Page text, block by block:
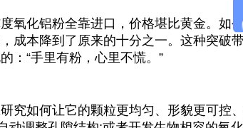
氧化铝粉全靠进口，价格堪比黄金。如
成本降到了原来的十分之一。这种突破
：“手里有粉，心里不慌。”
究如何让它的颗粒更均匀、形貌更可控